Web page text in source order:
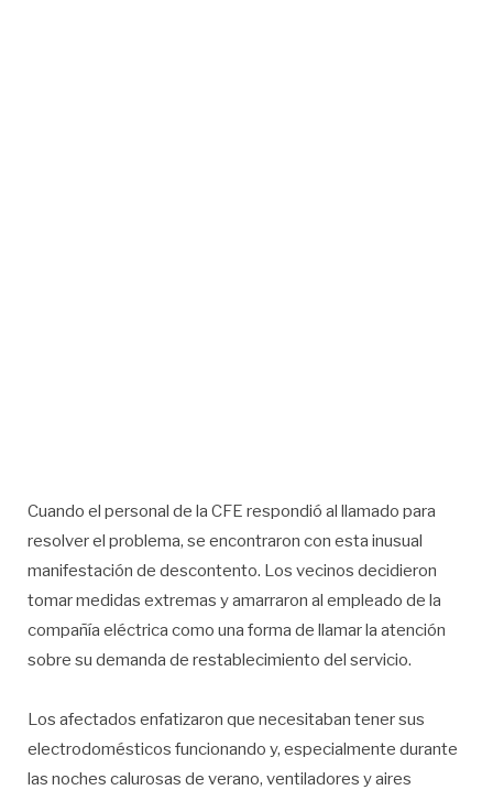
Cuando el personal de la CFE respondió al llamado para
resolver el problema, se encontraron con esta inusual
manifestación de descontento. Los vecinos decidieron
tomar medidas extremas y amarraron al empleado de la
compañía eléctrica como una forma de llamar la atención
sobre su demanda de restablecimiento del servicio.
Los afectados enfatizaron que necesitaban tener sus
electrodomésticos funcionando y, especialmente durante
las noches calurosas de verano, ventiladores y aires